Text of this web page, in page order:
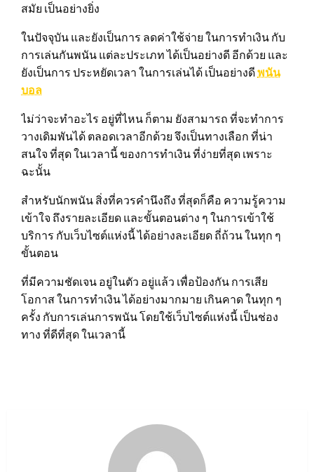
สมัย เป็นอย่างยิ่ง
ในปัจจุบัน และยังเป็นการ ลดค่าใช้จ่าย ในการทำเงิน กับ
การเล่นกันพนัน แต่ละประเภท ได้เป็นอย่างดี อีกด้วย และ
ยังเป็นการ ประหยัดเวลา ในการเล่นได้ เป็นอย่างดีพนัน
บอล
ไม่ว่าจะทำอะไร อยู่ที่ไหน ก็ตาม ยังสามารถ ที่จะทำการ
วางเดิมพันได้ ตลอดเวลาอีกด้วย จึงเป็นทางเลือก ที่น่า
สนใจ ที่สุด ในเวลานี้ ของการทำเงิน ที่ง่ายที่สุด เพราะ
ฉะนั้น
สำหรับนักพนัน สิ่งที่ควรคำนึงถึง ที่สุดก็คือ ความรู้ความ
เข้าใจ ถึงรายละเอียด และขั้นตอนต่าง ๆ ในการเข้าใช้
บริการ กับเว็บไซต์แห่งนี้ ได้อย่างละเอียด ถี่ถ้วน ในทุก ๆ
ขั้นตอน
ที่มีความชัดเจน อยู่ในตัว อยู่แล้ว เพื่อป้องกัน การเสีย
โอกาส ในการทำเงิน ได้อย่างมากมาย เกินคาด ในทุก ๆ
ครั้ง กับการเล่นการพนัน โดยใช้เว็บไซต์แห่งนี้ เป็นช่อง
ทาง ที่ดีที่สุด ในเวลานี้